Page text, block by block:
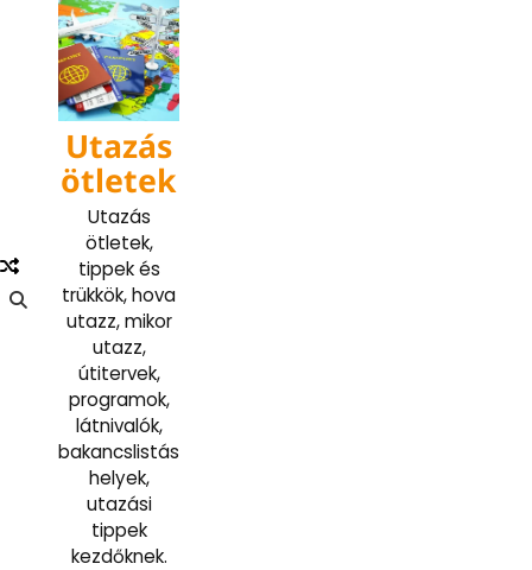
content
Utazás
ötletek
Utazás
ötletek,
tippek és
trükkök, hova
utazz, mikor
utazz,
útitervek,
programok,
látnivalók,
bakancslistás
helyek,
utazási
tippek
kezdőknek.